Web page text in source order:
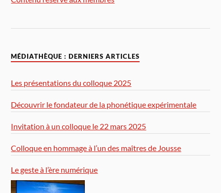
MÉDIATHÈQUE : DERNIERS ARTICLES
Les présentations du colloque 2025
Découvrir le fondateur de la phonétique expérimentale
Invitation à un colloque le 22 mars 2025
Colloque en hommage à l’un des maîtres de Jousse
Le geste à l’ère numérique